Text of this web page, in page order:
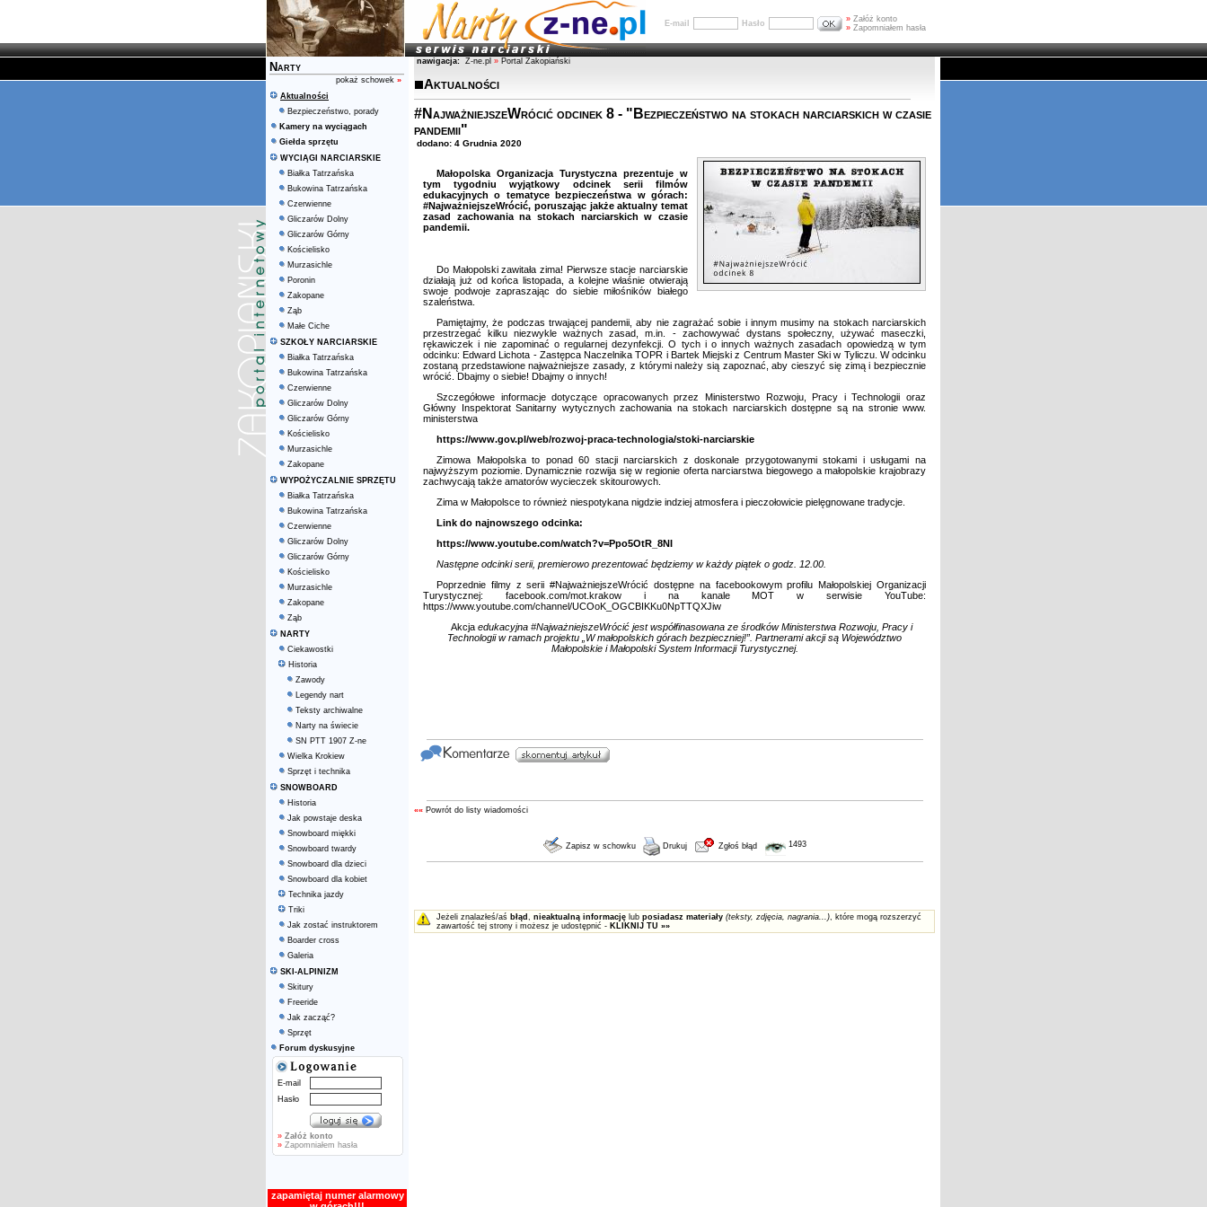
E-mail Hasło » Załóż konto
» Zapomniałem hasła
Narty
pokaż schowek »
Aktualności
Bezpieczeństwo, porady
Kamery na wyciągach
Giełda sprzętu
WYCIĄGI NARCIARSKIE
Białka Tatrzańska
Bukowina Tatrzańska
Czerwienne
Gliczarów Dolny
Gliczarów Górny
Kościelisko
Murzasichle
Poronin
Zakopane
Ząb
Małe Ciche
SZKOŁY NARCIARSKIE
Białka Tatrzańska
Bukowina Tatrzańska
Czerwienne
Gliczarów Dolny
Gliczarów Górny
Kościelisko
Murzasichle
Zakopane
WYPOŻYCZALNIE SPRZĘTU
Białka Tatrzańska
Bukowina Tatrzańska
Czerwienne
Gliczarów Dolny
Gliczarów Górny
Kościelisko
Murzasichle
Zakopane
Ząb
NARTY
Ciekawostki
Historia
Zawody
Legendy nart
Teksty archiwalne
Narty na świecie
SN PTT 1907 Z-ne
Wielka Krokiew
Sprzęt i technika
SNOWBOARD
Historia
Jak powstaje deska
Snowboard miękki
Snowboard twardy
Snowboard dla dzieci
Snowboard dla kobiet
Technika jazdy
Triki
Jak zostać instruktorem
Boarder cross
Galeria
SKI-ALPINIZM
Skitury
Freeride
Jak zacząć?
Sprzęt
Forum dyskusyjne
E-mail
Hasło
» Załóż konto
»Zapomniałem hasła
zapamiętaj numer alarmowy
nawigacja: Z-ne.pl » Portal Zakopiański
Aktualności
#NajważniejszeWrócić odcinek 8 - "Bezpieczeństwo na stokach narciarskich w czasie
pandemii"
dodano: 4 Grudnia 2020
Małopolska Organizacja Turystyczna prezentuje w
tym tygodniu wyjątkowy odcinek serii filmów
edukacyjnych o tematyce bezpieczeństwa w górach:
#NajważniejszeWrócić, poruszając jakże aktualny temat
zasad zachowania na stokach narciarskich w czasie
pandemii.
Do Małopolski zawitała zima! Pierwsze stacje narciarskie
działają już od końca listopada, a kolejne właśnie otwierają
swoje podwoje zapraszając do siebie miłośników białego
szaleństwa.
Pamiętajmy, że podczas trwającej pandemii, aby nie zagrażać sobie i innym musimy na stokach narciarskich
przestrzegać kilku niezwykle ważnych zasad, m.in. - zachowywać dystans społeczny, używać maseczki,
rękawiczek i nie zapominać o regularnej dezynfekcji. O tych i o innych ważnych zasadach opowiedzą w tym
odcinku: Edward Lichota - Zastępca Naczelnika TOPR i Bartek Miejski z Centrum Master Ski w Tyliczu. W odcinku
zostaną przedstawione najważniejsze zasady, z którymi należy sią zapoznać, aby cieszyć się zimą i bezpiecznie
wrócić. Dbajmy o siebie! Dbajmy o innych!
Szczegółowe informacje dotyczące opracowanych przez Ministerstwo Rozwoju, Pracy i Technologii oraz
Główny Inspektorat Sanitarny wytycznych zachowania na stokach narciarskich dostępne są na stronie www.
ministerstwa
https://www.gov.pl/web/rozwoj-praca-technologia/stoki-narciarskie
Zimowa Małopolska to ponad 60 stacji narciarskich z doskonale przygotowanymi stokami i usługami na
najwyższym poziomie. Dynamicznie rozwija się w regionie oferta narciarstwa biegowego a małopolskie krajobrazy
zachwycają także amatorów wycieczek skitourowych.
Zima w Małopolsce to również niespotykana nigdzie indziej atmosfera i pieczołowicie pielęgnowane tradycje.
Link do najnowszego odcinka:
https://www.youtube.com/watch?v=Ppo5OtR_8NI
Następne odcinki serii, premierowo prezentować będziemy w każdy piątek o godz. 12.00.
Poprzednie filmy z serii #NajważniejszeWrócić dostępne na facebookowym profilu Małopolskiej Organizacji
Turystycznej: facebook.com/mot.krakowi na kanale MOT w serwisie YouTube:
https://www.youtube.com/channel/UCOoK_OGCBIKKu0NpTTQXJiw
Akcja edukacyjna #NajważniejszeWrócić jest współfinasowana ze środków Ministerstwa Rozwoju, Pracy i
Technologii w ramach projektu „W małopolskich górach bezpieczniej!”. Partnerami akcji są Województwo
Małopolskie i Małopolski System Informacji Turystycznej.
«« Powrót do listy wiadomości
Zapisz w schowku Drukuj Zgłoś błąd 1493
Jeżeli znalazłeś/aś błąd , nieaktualną informację lub posiadasz materiały (teksty, zdjęcia, nagrania...), które mogą rozszerzyć
zawartość tej strony i możesz je udostępnić - KLIKNIJ TU »»